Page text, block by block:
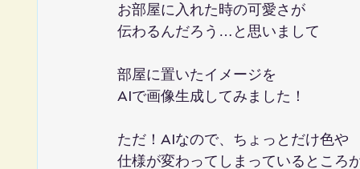
お部屋に入れた時の可愛さが
伝わるんだろう…と思いまして
部屋に置いたイメージを
AIで画像生成してみました！
ただ！AIなので、ちょっとだけ色や
仕様が変わってしまっているところ